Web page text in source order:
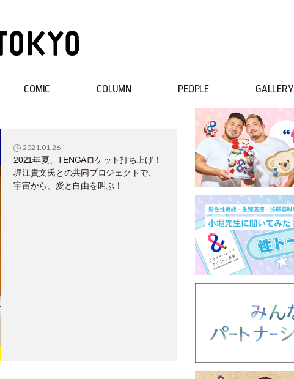
COMIC COLUMN PEOPLE GALLERY
2021.01.26
2021年夏、TENGAロケット打ち上げ！
堀江貴文氏との共同プロジェクトで、
宇宙から、愛と自由を叫ぶ！